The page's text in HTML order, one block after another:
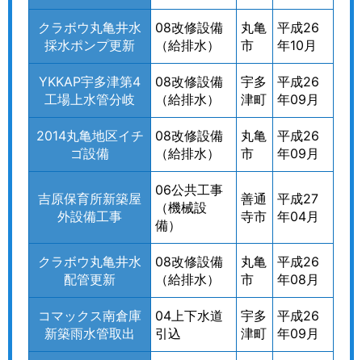
クラボウ丸亀井水
採水ポンプ更新
08改修設備
（給排水）
丸亀
市
平成26
年10月
YKKAP宇多津第4
工場上水管分岐
08改修設備
（給排水）
宇多
津町
平成26
年09月
2014丸亀地区イチ
ゴ設備
08改修設備
（給排水）
丸亀
市
平成26
年09月
吉原保育所新築屋
外設備工事
06公共工事
（機械設
備）
善通
寺市
平成27
年04月
クラボウ丸亀井水
配管更新
08改修設備
（給排水）
丸亀
市
平成26
年08月
コマックス南倉庫
新築雨水管取出
04上下水道
引込
宇多
津町
平成26
年09月